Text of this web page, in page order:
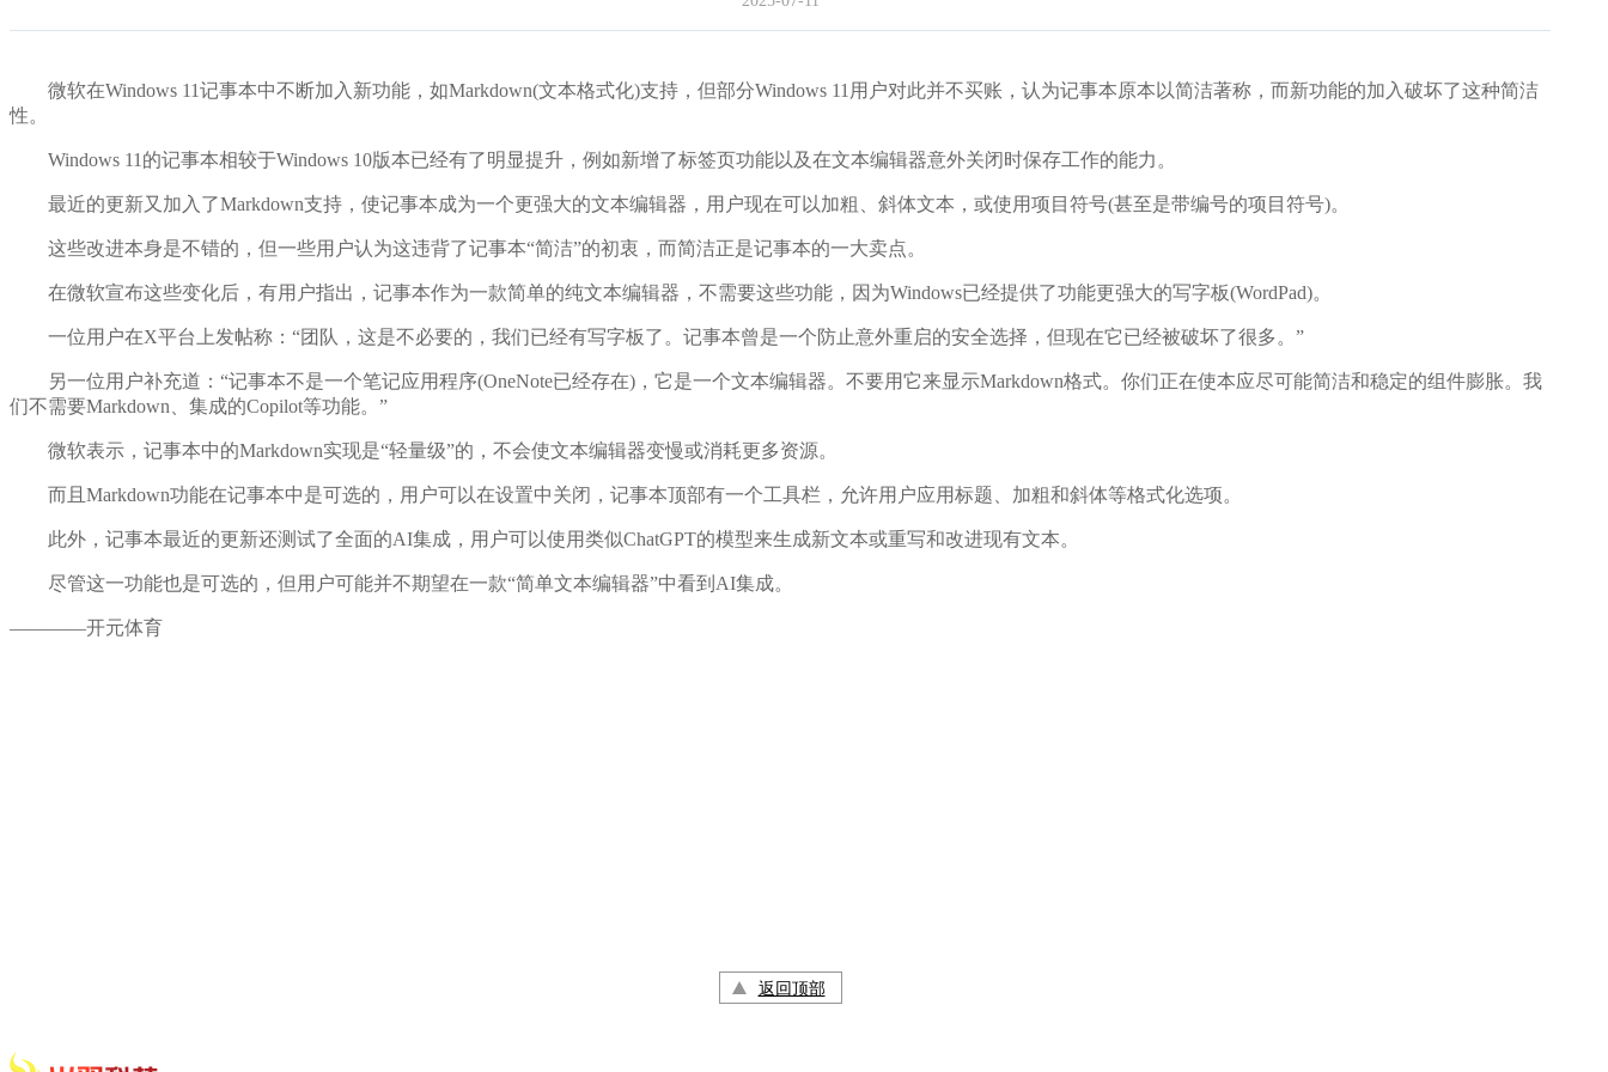
微软在Windows 11记事本中不断加入新功能，如Markdown(文本格式化)支持，但部分Windows 11用户对此并不买账，认为记事本原本以简洁著称，而新功能的加入破坏了这种简洁
性。
Windows 11的记事本相较于Windows 10版本已经有了明显提升，例如新增了标签页功能以及在文本编辑器意外关闭时保存工作的能力。
最近的更新又加入了Markdown支持，使记事本成为一个更强大的文本编辑器，用户现在可以加粗、斜体文本，或使用项目符号(甚至是带编号的项目符号)。
这些改进本身是不错的，但一些用户认为这违背了记事本“简洁”的初衷，而简洁正是记事本的一大卖点。
在微软宣布这些变化后，有用户指出，记事本作为一款简单的纯文本编辑器，不需要这些功能，因为Windows已经提供了功能更强大的写字板(WordPad)。
一位用户在X平台上发帖称：“团队，这是不必要的，我们已经有写字板了。记事本曾是一个防止意外重启的安全选择，但现在它已经被破坏了很多。”
另一位用户补充道：“记事本不是一个笔记应用程序(OneNote已经存在)，它是一个文本编辑器。不要用它来显示Markdown格式。你们正在使本应尽可能简洁和稳定的组件膨胀。我
们不需要Markdown、集成的Copilot等功能。”
微软表示，记事本中的Markdown实现是“轻量级”的，不会使文本编辑器变慢或消耗更多资源。
而且Markdown功能在记事本中是可选的，用户可以在设置中关闭，记事本顶部有一个工具栏，允许用户应用标题、加粗和斜体等格式化选项。
此外，记事本最近的更新还测试了全面的AI集成，用户可以使用类似ChatGPT的模型来生成新文本或重写和改进现有文本。
尽管这一功能也是可选的，但用户可能并不期望在一款“简单文本编辑器”中看到AI集成。
————开元体育
返回顶部